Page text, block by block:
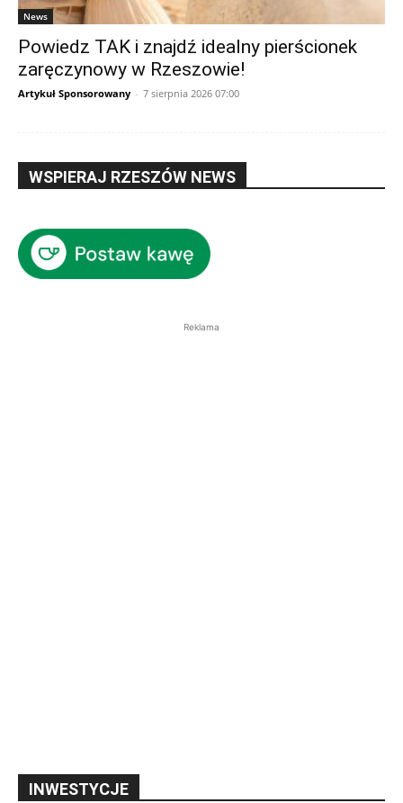
News
Powiedz TAK i znajdź idealny pierścionek
zaręczynowy w Rzeszowie!
Artykuł Sponsorowany - 7 sierpnia 2026 07:00
WSPIERAJ RZESZÓW NEWS
Reklama
INWESTYCJE